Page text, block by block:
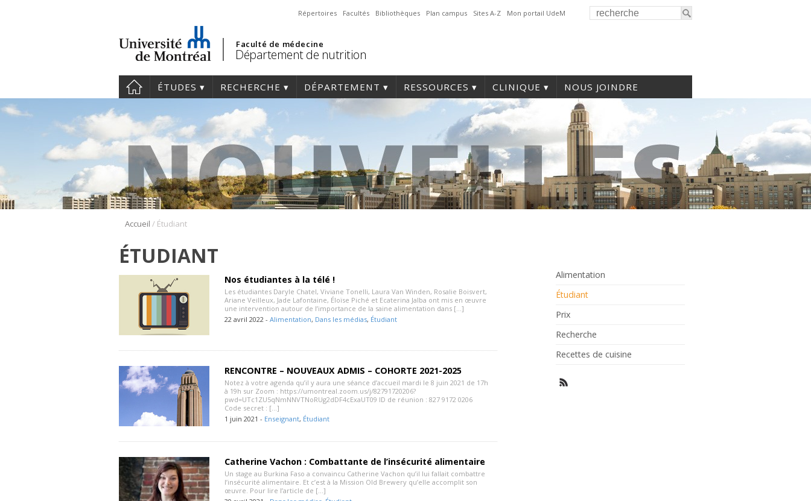
Répertoires Facultés Bibliothèques Plan campus Sites A-Z Mon portail UdeM
Faculté de médecine
Département de nutrition
ÉTUDES RECHERCHE DÉPARTEMENT RESSOURCES CLINIQUE NOUS JOINDRE
Accueil / Étudiant
ÉTUDIANT
Nos étudiantes à la télé !
Les étudiantes Daryle Chatel, Viviane Tonelli, Laura Van Winden, Rosalie Boisvert,
Ariane Veilleux, Jade Lafontaine, Éloïse Piché et Ecaterina Jalba ont mis en œuvre
une intervention autour de l’importance de la saine alimentation dans […]
22 avril 2022 - Alimentation, Dans les médias, Étudiant
RENCONTRE – NOUVEAUX ADMIS – COHORTE 2021-2025
Notez à votre agenda qu’il y aura une séance d’accueil mardi le 8 juin 2021 de 17h
à 19h sur Zoom : https://umontreal.zoom.us/j/82791720206?
pwd=UTc1ZU5qNmNNVTNoRUg2dDF4cExaUT09 ID de réunion : 827 9172 0206
Code secret : […]
1 juin 2021 - Enseignant, Étudiant
Catherine Vachon : Combattante de l’insécurité alimentaire
Un stage au Burkina Faso a convaincu Catherine Vachon qu’il lui fallait combattre
l’insécurité alimentaire. Et c’est à la Mission Old Brewery qu’elle accomplit son
œuvre. Pour lire l’article de […]
Alimentation
Étudiant
Prix
Recherche
Recettes de cuisine